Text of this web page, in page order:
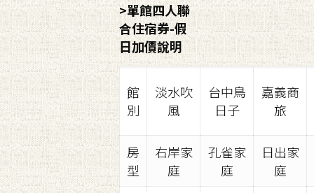
>單館四人聯
合住宿券-假
日加價說明
館
別
淡水吹
風
台中鳥
日子
嘉義商
旅
房
型
右岸家
庭
孔雀家
庭
日出家
庭